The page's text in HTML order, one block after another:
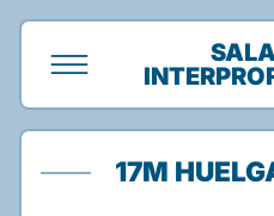
17M